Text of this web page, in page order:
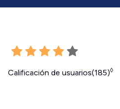
Calificación de usuarios(185)◊